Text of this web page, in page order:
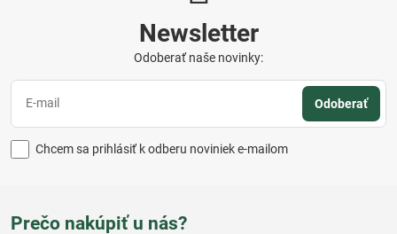
Newsletter
Odoberať naše novinky:
Odoberať
Chcem sa prihlásiť k odberu noviniek e-mailom
Prečo nakúpiť u nás?